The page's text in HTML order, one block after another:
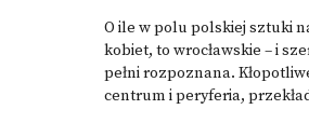
O ile w polu polskiej sztuki
kobiet, to wrocławskie – i
pełni rozpoznana.
centrum i peryferia,